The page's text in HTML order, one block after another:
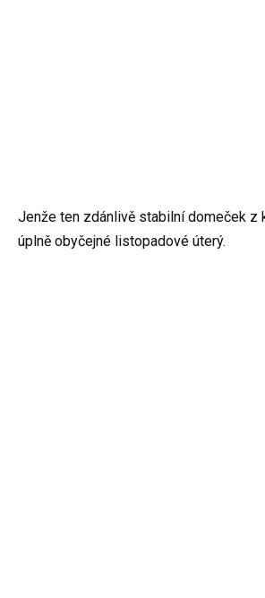
Jenže ten zdánlivě stabilní domeček z
úplně obyčejné listopadové úterý.